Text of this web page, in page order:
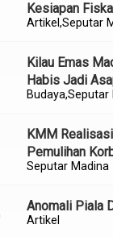
Artikel Seputar
Kesiapan
Kedekatan
BudayaSeputar
Kilau Emas
Habis Jadi
Seputar Madina
KMM
Pemulihan
dan Longsor di
Artikel
Anomali Piala